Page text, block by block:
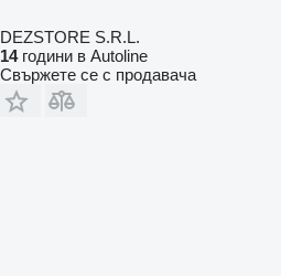
DEZSTORE S.R.L.
14години в Autoline
Свържете се с продавача